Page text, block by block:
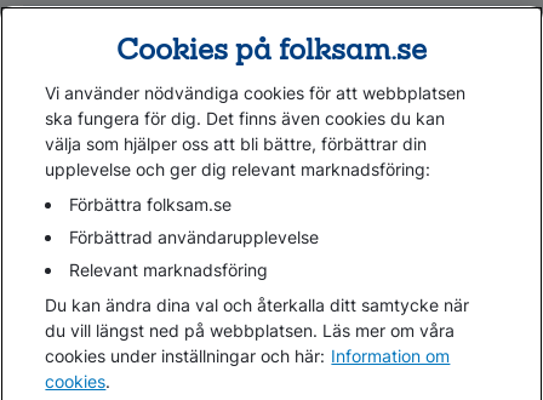
Kundservice
Hjälp
Webbkarta
Cookies
Hantera cookies
Personuppgifter GDPR
Tillgänglighetsredogörelse
Om penningtvättslagen
Lättläst
Cookies på folksam.se
Vi använder nödvändiga cookies för att webbplatsen
ska fungera för dig. Det finns även cookies du kan
välja som hjälper oss att bli bättre, förbättrar din
upplevelse och ger dig relevant marknadsföring:
Förbättra folksam.se
Förbättrad användarupplevelse
Relevant marknadsföring
Du kan ändra dina val och återkalla ditt samtycke när
du vill längst ned på webbplatsen. Läs mer om våra
cookies under inställningar och här: Information om
cookies.